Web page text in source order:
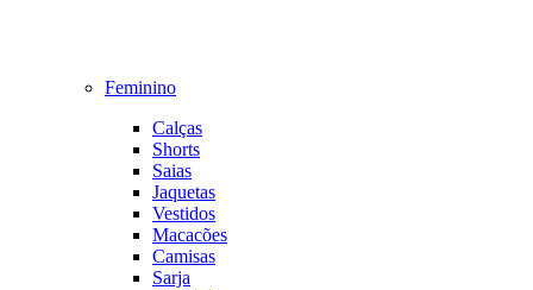
Feminino
Calças
Shorts
Saias
Jaquetas
Vestidos
Macacões
Camisas
Sarja